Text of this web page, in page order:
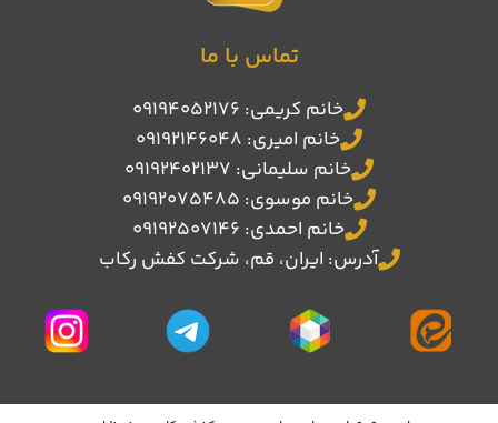
تماس با ما
خانم کریمی: 09194052176
خانم امیری: 09192146048
خانم سلیمانی: 09192402137
خانم موسوی: 09192075485
خانم احمدی: 09192507146
آدرس: ایران، قم، شرکت کفش رکاب